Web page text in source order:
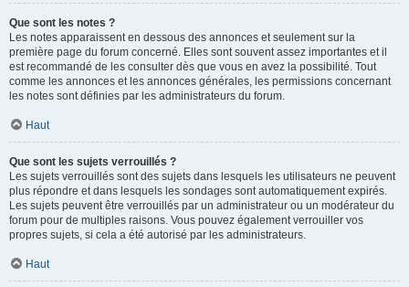
Que sont les notes ?
Les notes apparaissent en dessous des annonces et seulement sur la
première page du forum concerné. Elles sont souvent assez importantes et il
est recommandé de les consulter dès que vous en avez la possibilité. Tout
comme les annonces et les annonces générales, les permissions concernant
les notes sont définies par les administrateurs du forum.
Haut
Que sont les sujets verrouillés ?
Les sujets verrouillés sont des sujets dans lesquels les utilisateurs ne peuvent
plus répondre et dans lesquels les sondages sont automatiquement expirés.
Les sujets peuvent être verrouillés par un administrateur ou un modérateur du
forum pour de multiples raisons. Vous pouvez également verrouiller vos
propres sujets, si cela a été autorisé par les administrateurs.
Haut